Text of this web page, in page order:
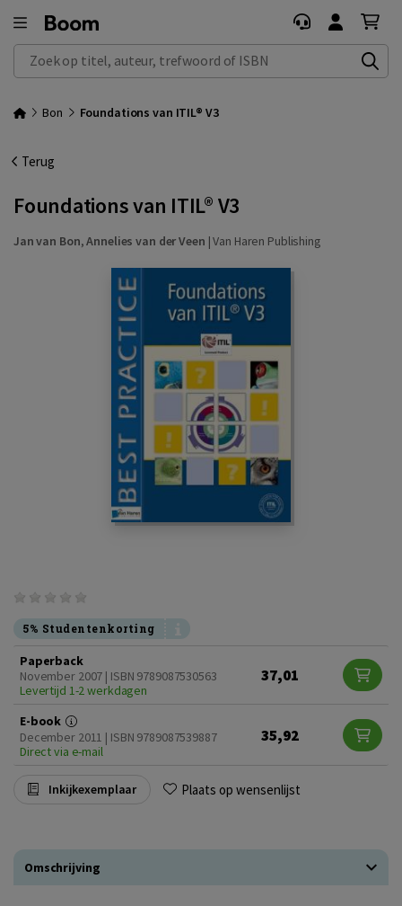
Zoek op titel, auteur, trefwoord of ISBN
Bon Foundations van ITIL® V3
Terug
Foundations van ITIL® V3
Jan van Bon,Annelies van der Veen |Van Haren Publishing
5% Studentenkorting
Paperback
November 2007 | ISBN 9789087530563
Levertijd 1-2 werkdagen
37,01
E-book
December 2011 | ISBN 9789087539887
Direct via e-mail
35,92
Inkijkexemplaar Plaats op wensenlijst
Omschrijving